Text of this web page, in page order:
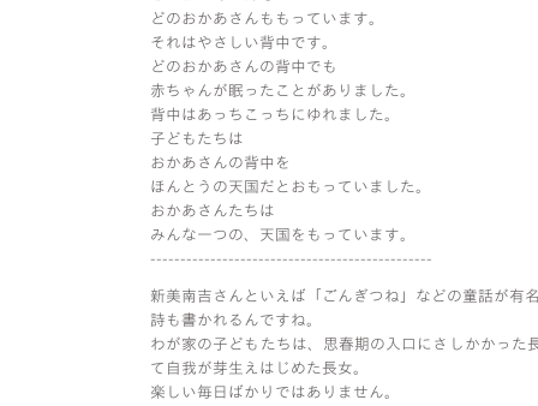
どのおかあさんももっています。
それはやさしい背中です。
どのおかあさんの背中でも
赤ちゃんが眠ったことがありました。
背中はあっちこっちにゆれました。
子どもたちは
おかあさんの背中を
ほんとうの天国だとおもっていました。
おかあさんたちは
みんな一つの、天国をもっています。
-----------------------------------------------
新美南吉さんといえば「ごんぎつね」などの童話が有
詩も書かれるんですね。
わが家の子どもたちは、思春期の入口にさしかかった
て自我が芽生えはじめた長女。
楽しい毎日ばかりではありません。